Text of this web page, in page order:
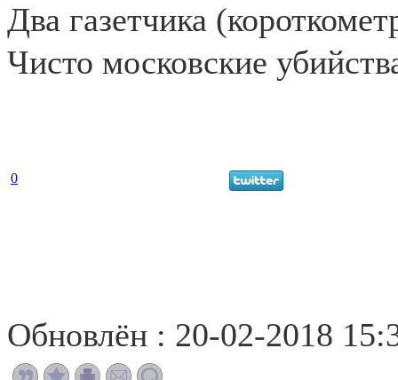
Два газетчика
Чисто московские
0
Обновлён : 20-02-2018